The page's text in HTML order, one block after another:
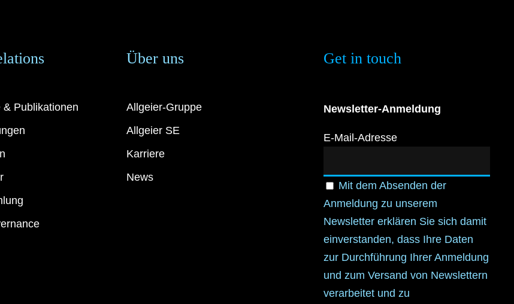
Publikationen
Über uns
Allgeier-Gruppe
Allgeier SE
Karriere
News
Get in touch
Newsletter-Anmeldung
E-Mail-Adresse
Mit dem Absenden der
Anmeldung zu unserem
Newsletter erklären Sie sich damit
einverstanden, dass Ihre Daten
zur Durchführung Ihrer Anmeldung
und zum Versand von Newslettern
verarbeitet und zu